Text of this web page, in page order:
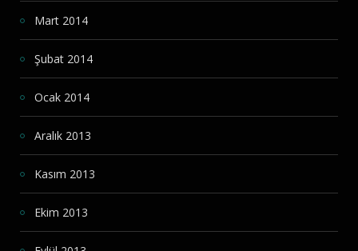
Mart 2014
Şubat 2014
Ocak 2014
Aralık 2013
Kasım 2013
Ekim 2013